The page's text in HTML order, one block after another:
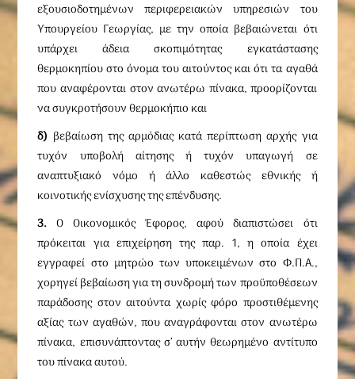
εξουσιοδοτημένων περιφερειακών υπηρεσιών του
Υπουργείου Γεωργίας, με την οποία βεβαιώνεται ότι
υπάρχει άδεια σκοπιμότητας εγκατάστασης
θερμοκηπίου στο όνομα του αιτούντος και ότι τα αγαθά
που αναφέρονται στον ανωτέρω πίνακα, προορίζονται
να συγκροτήσουν θερμοκήπιο και
δ) βεβαίωση της αρμόδιας κατά περίπτωση αρχής για
τυχόν υποβολή αίτησης ή τυχόν υπαγωγή σε
αναπτυξιακό νόμο ή άλλο καθεστώς εθνικής ή
κοινοτικής ενίσχυσης της επένδυσης.
3. Ο Οικονομικός Έφορος, αφού διαπιστώσει ότι
πρόκειται για επιχείρηση της παρ. 1, η οποία έχει
εγγραφεί στο μητρώο των υποκειμένων στο Φ.Π.Α.,
χορηγεί βεβαίωση για τη συνδρομή των προϋποθέσεων
παράδοσης στον αιτούντα χωρίς φόρο προστιθέμενης
αξίας των αγαθών, που αναγράφονται στον ανωτέρω
πίνακα, επισυνάπτοντας σ’ αυτήν θεωρημένο αντίτυπο
του πίνακα αυτού.